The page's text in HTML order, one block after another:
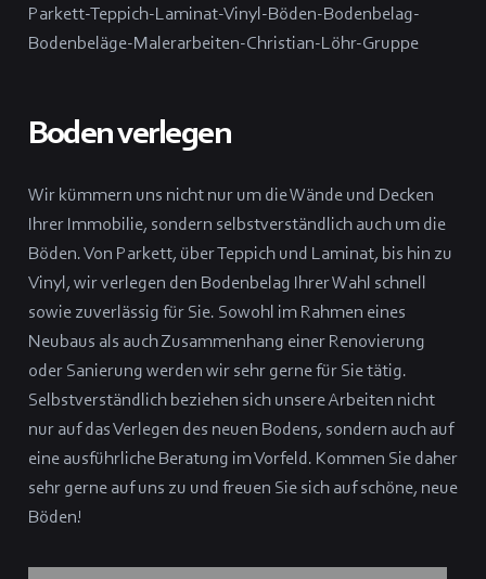
Boden verlegen
Wir kümmern uns nicht nur um die Wände und Decken
Ihrer Immobilie, sondern selbstverständlich auch um die
Böden. Von Parkett, über Teppich und Laminat, bis hin zu
Vinyl, wir verlegen den Bodenbelag Ihrer Wahl schnell
sowie zuverlässig für Sie. Sowohl im Rahmen eines
Neubaus als auch Zusammenhang einer Renovierung
oder Sanierung werden wir sehr gerne für Sie tätig.
Selbstverständlich beziehen sich unsere Arbeiten nicht
nur auf das Verlegen des neuen Bodens, sondern auch auf
eine ausführliche Beratung im Vorfeld. Kommen Sie daher
sehr gerne auf uns zu und freuen Sie sich auf schöne, neue
Böden!